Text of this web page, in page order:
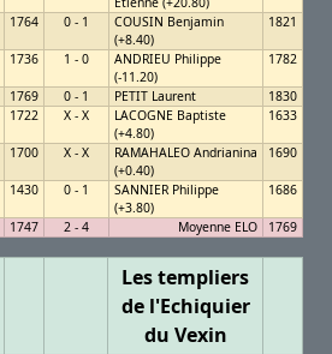
1764 0 - 1
COUSIN Benjamin
(+8.40)
1821
1736 1 - 0
ANDRIEU Philippe
(-11.20)
1782
1769 0 - 1 PETIT Laurent
1830
1722 X - X
LACOGNE Baptiste
(+4.80)
1633
1700 X - X
RAMAHALEO Andrianina
(+0.40)
1690
1430 0 - 1
SANNIER Philippe
(+3.80)
1686
1747 2 - 4 Moyenne ELO 1769
Les templiers
de l'Echiquier
du Vexin